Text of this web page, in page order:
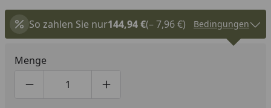
So zahlen Sie nur144,94 €(– 7,96 €) Bedingungen
Menge
Produktmenge um eins verringern
Produktmenge manuell eingeben
Produktmenge um eins erhöhen